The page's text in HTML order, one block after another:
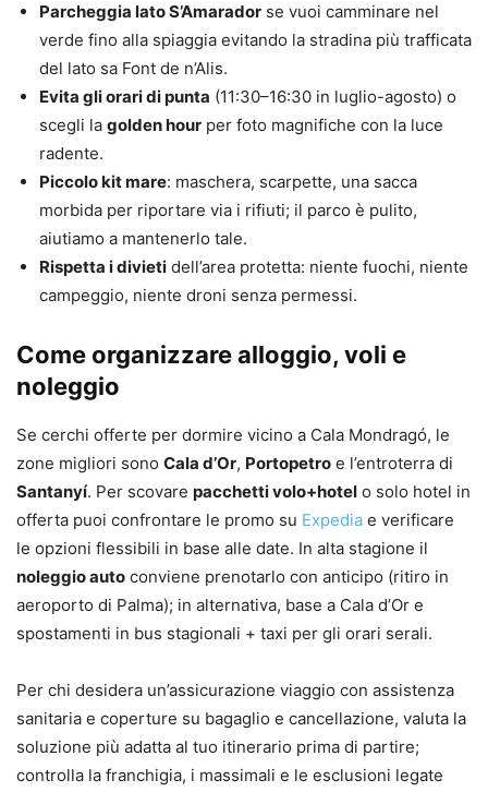
Parcheggia lato S’Amarador se vuoi camminare nel
verde fino alla spiaggia evitando la stradina più trafficata
del lato sa Font de n’Alis.
Evita gli orari di punta (11:30–16:30 in luglio-agosto) o
scegli la golden hour per foto magnifiche con la luce
radente.
Piccolo kit mare: maschera, scarpette, una sacca
morbida per riportare via i rifiuti; il parco è pulito,
aiutiamo a mantenerlo tale.
Rispetta i divieti dell’area protetta: niente fuochi, niente
campeggio, niente droni senza permessi.
Come organizzare alloggio, voli e
noleggio
Se cerchi offerte per dormire vicino a Cala Mondragó, le
zone migliori sono Cala d’Or, Portopetro e l’entroterra di
Santanyí. Per scovare pacchetti volo+hotel o solo hotel in
offerta puoi confrontare le promo su Expedia e verificare
le opzioni flessibili in base alle date. In alta stagione il
noleggio auto conviene prenotarlo con anticipo (ritiro in
aeroporto di Palma); in alternativa, base a Cala d’Or e
spostamenti in bus stagionali + taxi per gli orari serali.
Per chi desidera un’assicurazione viaggio con assistenza
sanitaria e coperture su bagaglio e cancellazione, valuta la
soluzione più adatta al tuo itinerario prima di partire;
controlla la franchigia, i massimali e le esclusioni legate